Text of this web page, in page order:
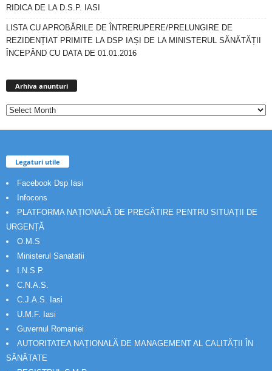
RIDICA DE LA D.S.P. IASI
LISTA CU APROBĂRILE DE ÎNTRERUPERE/PRELUNGIRE DE
REZIDENȚIAT PRIMITE LA DSP IAȘI DE LA MINISTERUL SĂNĂTĂȚII
ÎNCEPÂND CU DATA DE 01.01.2016
Arhiva anunturi
Legaturi utile
Facebook Dsp Iasi
Infocons
PLATFORMA NAȚIONALĂ DE PREGĂTIRE PENTRU SITUAȚII DE
URGENȚĂ
O.M.S
Ministerul Sanatatii
I.N.S.P.
C.N.A.S.
C.J.A.S. Iasi
U.M.F. Iasi
Guvernul Romaniei
AUTORITATEA NAȚIONALĂ DE MANAGEMENT AL CALITĂȚII ÎN
SĂNĂTATE